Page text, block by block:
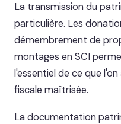
La transmission du
particulière. Les
démembrement de
montages en SCI
l'essentiel de ce que
fiscale maîtrisée.
La documentation